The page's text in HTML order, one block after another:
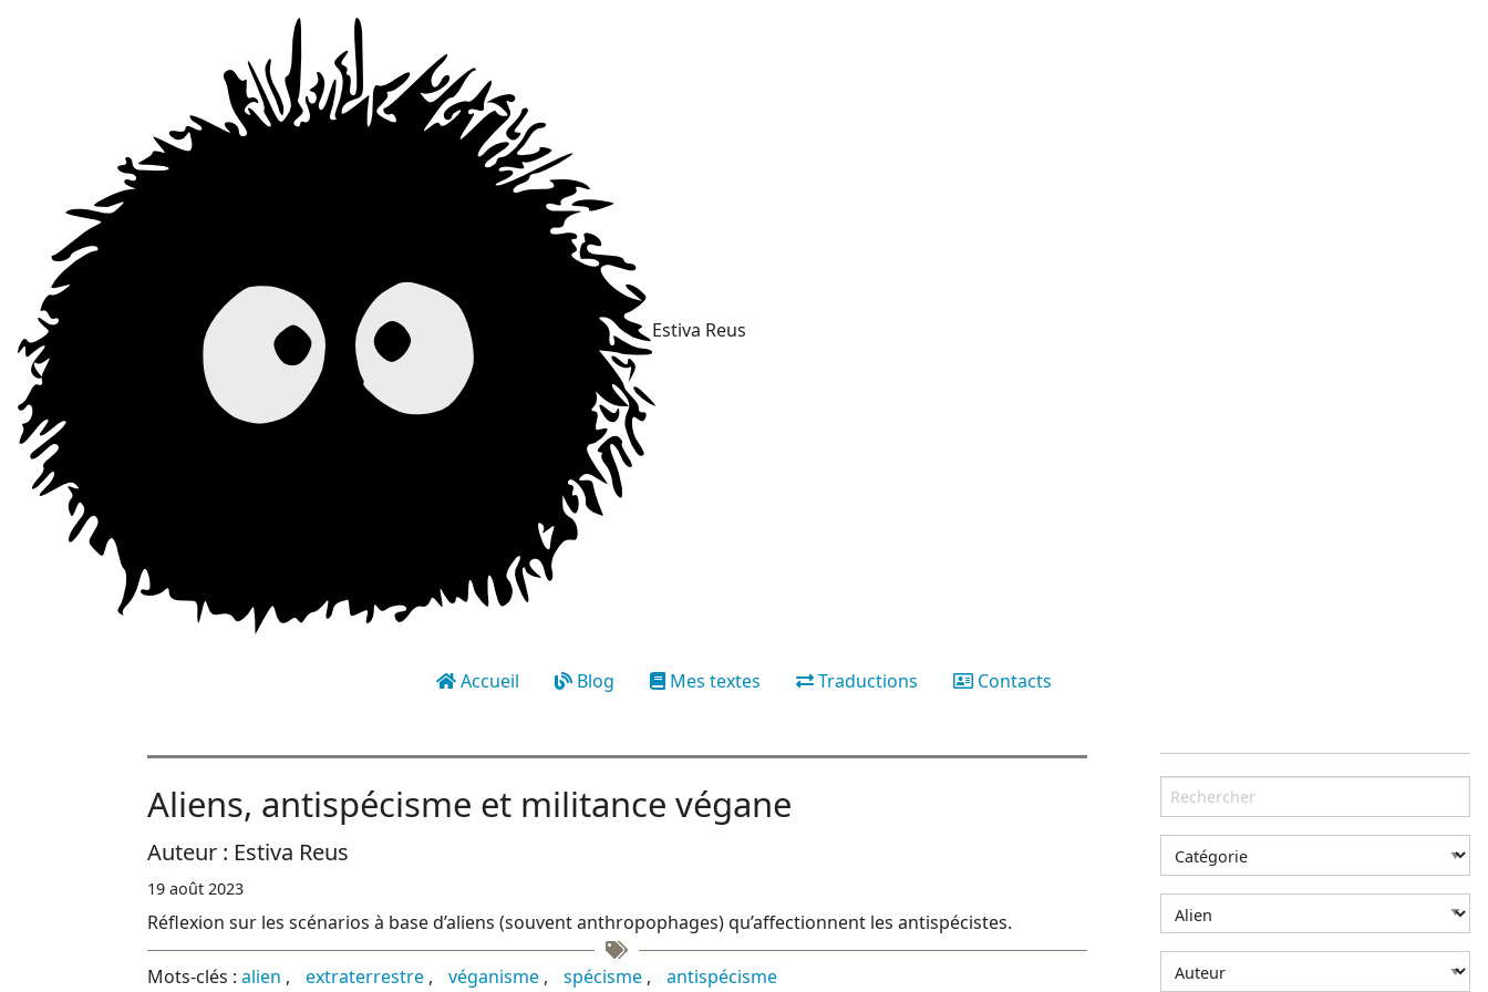
Estiva Reus
Accueil Blog Mes textes Traductions Contacts
Aliens, antispécisme et militance végane
Auteur : Estiva Reus
19 août 2023
Réflexion sur les scénarios à base d’aliens (souvent anthropophages) qu’affectionnent les antispécistes.
Mots-clés : alien extraterrestre véganisme spécisme
antispécisme